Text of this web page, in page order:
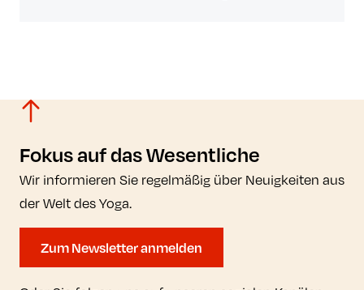
Fokus auf das Wesentliche
Wir informieren Sie regelmäßig über Neuigkeiten aus
der Welt des Yoga.
Zum Newsletter anmelden